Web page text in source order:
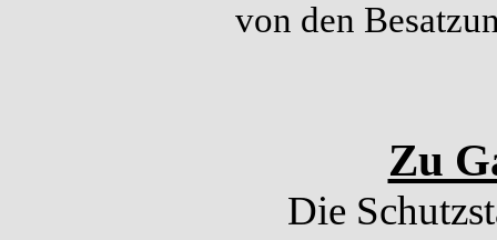
von den
Zu
Die